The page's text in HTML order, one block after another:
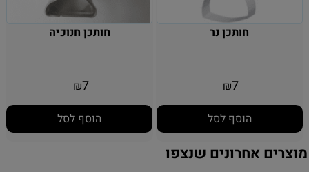
חותכן נר
₪7
הוסף לסל
חותכן חנוכיה
₪7
הוסף לסל
מוצרים אחרונים שנצפו